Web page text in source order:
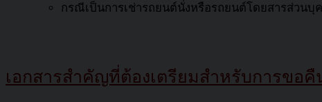
กรณีเป็นการเช่ารถยนต์นั่งหรือรถยนต์โดยสารส่วนบุ
เอกสารสำคัญที่ต้องเตรียมสำหรับการขอ